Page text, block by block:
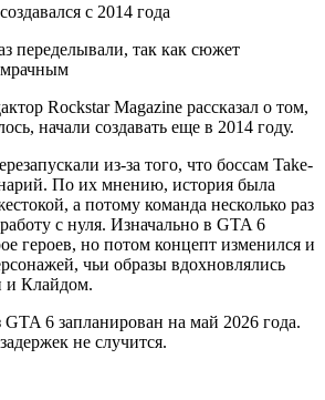
с 2014 года
Rockstar Magazine рассказал о том,
начали создавать еще в 2014 году.
из-за того, что боссам Take-
По их мнению, история была
а потому команда несколько раз
с нуля. Изначально в GTA 6
героев, но потом концепт изменился и
чьи образы вдохновлялись
и Клайдом.
6 запланирован на май 2026 года.
не случится.